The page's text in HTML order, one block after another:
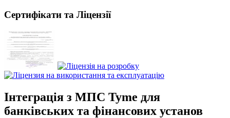
Сертифікати та Ліцензії
Інтеграція з МПС Tyme для
банківських та фінансових установ